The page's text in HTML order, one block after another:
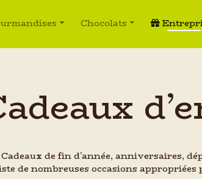
Chocolats
Cadeaux de fin d’année, anniversaires,
de nombreuses occasions